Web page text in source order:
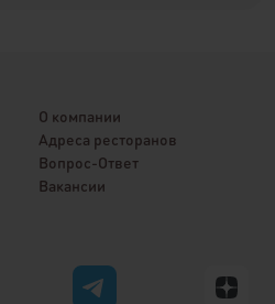
О компании
Адреса ресторанов
Вопрос-Ответ
Вакансии